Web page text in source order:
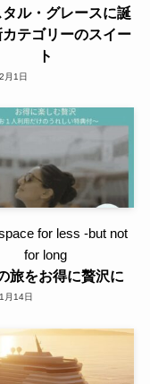
ル・グレースに誕
テゴリーのスイー
ト
月1日
for less -but not
for long
旅をお得に贅沢に
月14日